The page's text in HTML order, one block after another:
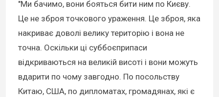
"Ми бачимо, вони бояться бити ним по Києву.
Це не зброя точкового ураження. Це зброя, яка
накриває доволі велику територію і вона не
точна. Оскільки ці суббоєприпаси
відкриваються на великій висоті і вони можуть
вдарити по чому завгодно. По посольству
Китаю, США, по дипломатах, громадянах, які є